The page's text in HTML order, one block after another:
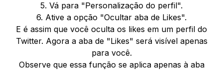
5. Vá para "Personalização do perfil".
6. Ative a opção "Ocultar aba de Likes".
E é assim que você oculta os likes em um perfil do
Twitter. Agora a aba de "Likes" será visível apenas
para você.
Observe que essa função se aplica apenas à aba